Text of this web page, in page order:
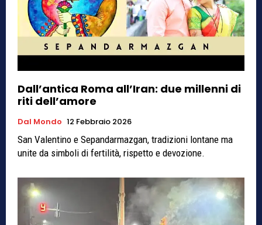
Dall’antica Roma all’Iran: due millenni di
riti dell’amore
Dal Mondo 12 Febbraio 2026
San Valentino e Sepandarmazgan, tradizioni lontane ma
unite da simboli di fertilità, rispetto e devozione.